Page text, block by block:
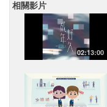
相關影片
02:13:00